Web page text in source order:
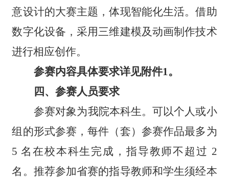
意设计的大赛主题，体现智能化生活。借助
数字化设备，采用三维建模及动画制作技术
进行相应创作。
参赛内容具体要求详见附件1。
四、参赛人员要求
参赛对象为我院本科生。可以个人或小
组的形式参赛，每件（套）参赛作品最多为
5 名在校本科生完成，指导教师不超过 2
名。推荐参加省赛的指导教师和学生须经本